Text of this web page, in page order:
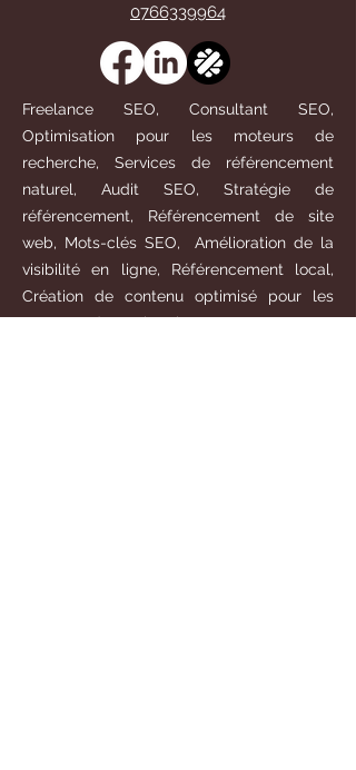
0766339964
Freelance SEO, Consultant SEO,
Optimisation pour les moteurs de
recherche, Services de référencement
naturel, Audit SEO, Stratégie de
référencement, Référencement de site
web, Mots-clés SEO, Amélioration de la
visibilité en ligne, Référencement local,
Création de contenu optimisé pour les
moteurs de recherche, SEO on-page et